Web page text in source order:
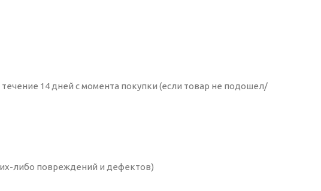
14 дней с момента покупки (если товар не подошел/
либо повреждений и дефектов)